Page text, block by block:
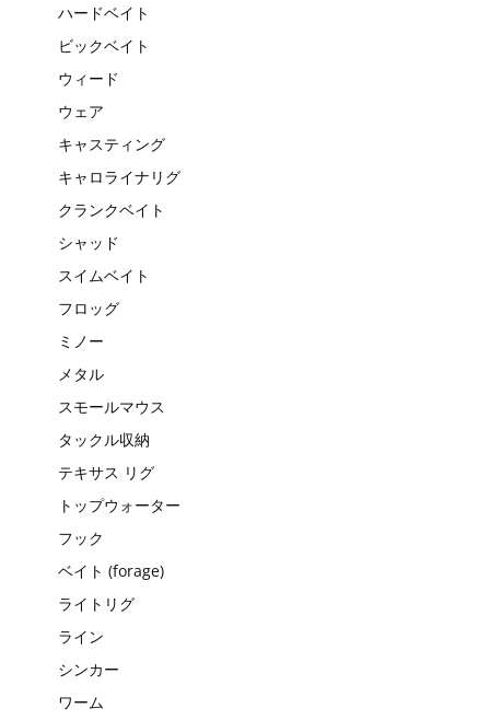
ハードベイト
ビックベイト
ウィード
ウェア
キャスティング
キャロライナリグ
クランクベイト
シャッド
スイムベイト
フロッグ
ミノー
メタル
スモールマウス
タックル収納
テキサス リグ
トップウォーター
フック
ベイト (forage)
ライトリグ
ライン
シンカー
ワーム